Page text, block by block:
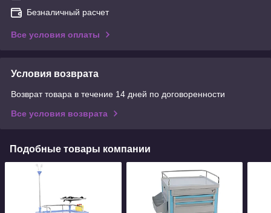
Безналичный расчет
Все условия оплаты
Условия возврата
Возврат товара в течение 14 дней по договоренности
Все условия возврата
Подобные товары компании